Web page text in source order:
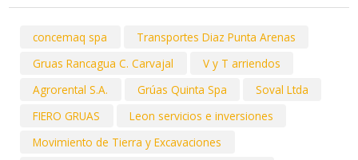
concemaq spa
Transportes Diaz Punta Arenas
Gruas Rancagua C. Carvajal
V y T arriendos
Agrorental S.A.
Grúas Quinta Spa
Soval Ltda
FIERO GRUAS
Leon servicios e inversiones
Movimiento de Tierra y Excavaciones